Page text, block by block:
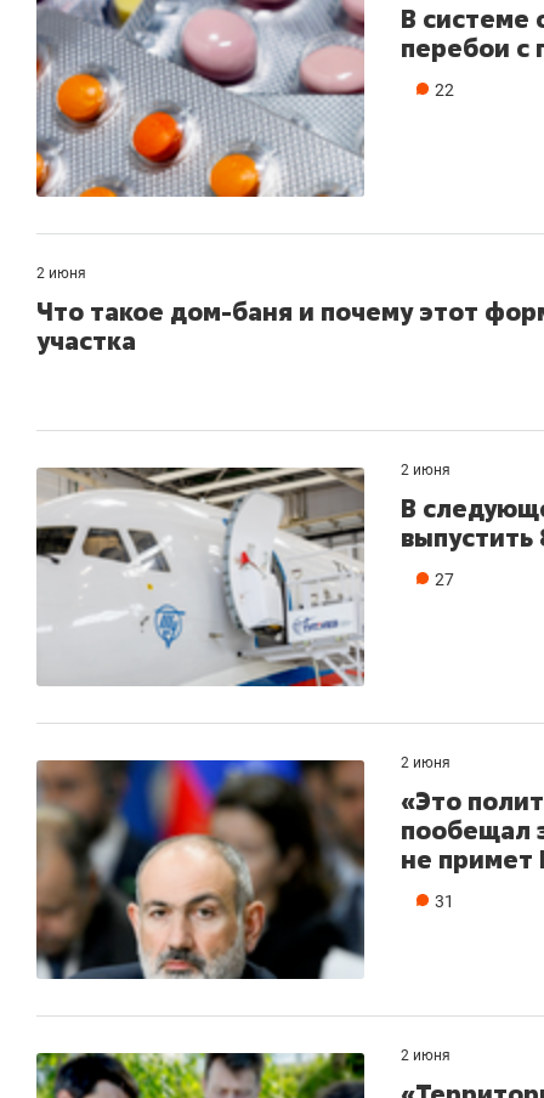
В системе
перебои с
22
2 июня
Что такое дом-баня и почему этот
участка
2 июня
В
27
2 июня
«Это
пообещал
не примет
31
2 июня